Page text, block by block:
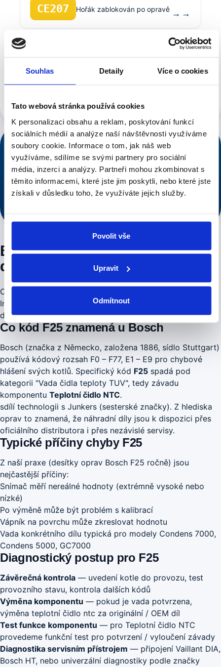
Souhlas Detaily Více o cookies
Tato webová stránka používá cookies
K personalizaci obsahu a reklam, poskytování funkcí
sociálních médií a analýze naší návštěvnosti využíváme
soubory cookie. Informace o tom, jak náš web
využíváme, sdílíme se svými partnery pro sociální
média, inzerci a analýzy. Partneři mohou zkombinovat s
těmito informacemi, které jste jim poskytli, nebo které jste
získali v důsledku toho, že využíváte jejich služby.
Povolit vše
Upravit
Odmítnout
CE207 Hořák zablokován po opravě →
NONSTOP DISPEČINK
776 546 633
Voláte řemeslníkovi, ne call centru.
Rychlý dojezd po Praze
Cena řečena předem
Bosch F25 — kompletní
diagnostika a postup opravy
Chybový kód
Indikuje "Vada čidla teploty TUV" — toto je standardní
diagnostika, kterou provádíme.
Co kód F25 znamená u Bosch
Bosch (značka z Německo, založena 1886, sídlo Stuttgart)
používá kódový rozsah F0 – F77, E1 – E9 pro chybové
hlášení svých kotlů. Specifický kód F25 spadá pod
kategorii "Vada čidla teploty TUV", tedy závadu
komponentu Teplotní čidlo NTC.
sdílí technologii s Junkers (sesterské značky). Z hlediska
oprav to znamená, že náhradní díly jsou k dispozici přes
oficiálního distributora i přes nezávislé servisy.
Typické příčiny chyby F25
Z naší praxe (desítky oprav Bosch F25 ročně) jsou
nejčastější příčiny:
Snímač měří nereálné hodnoty (extrémně vysoké nebo
nízké)
Po výměně může být problém s kalibrací
Vápník na povrchu může zkreslovat hodnotu
Vada konkrétního dílu typická pro modely Condens 7000,
Condens 5000, GC7000
Diagnostický postup pro F25
Závěrečná kontrola — uvedení kotle do provozu, test
provozního stavu, kontrola dalších kódů
Výměna komponentu — pokud je vada potvrzena,
výměna teplotní čidlo ntc za originální / OEM díl
Test funkce komponentu — pro Teplotní čidlo NTC
provedeme funkční test pro potvrzení / vyloučení závady
Diagnostika servisním přístrojem — připojení Vaillant DIA,
Bosch HT, nebo univerzální diagnostiky podle značky